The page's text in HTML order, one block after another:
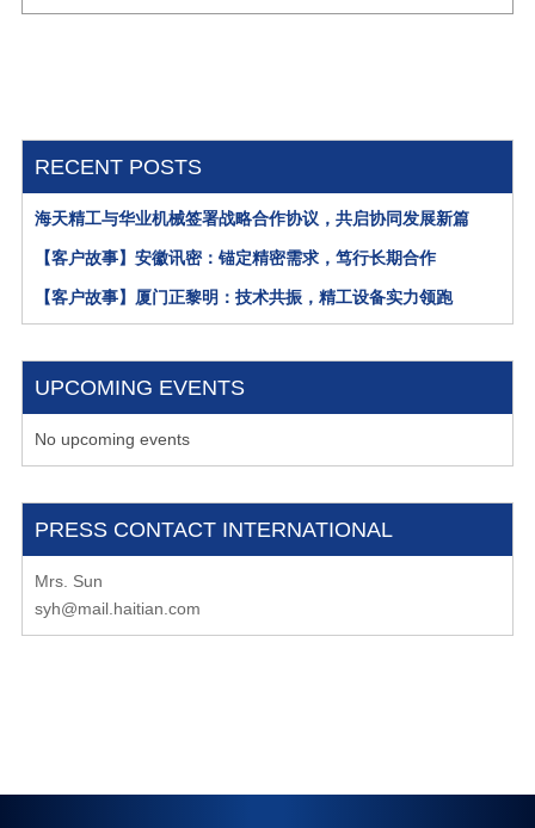
RECENT POSTS
海天精工与华业机械签署战略合作协议，共启协同发展新篇
【客户故事】安徽讯密：锚定精密需求，笃行长期合作
【客户故事】厦门正黎明：技术共振，精工设备实力领跑
UPCOMING EVENTS
No upcoming events
PRESS CONTACT INTERNATIONAL
Mrs. Sun
syh@mail.haitian.com